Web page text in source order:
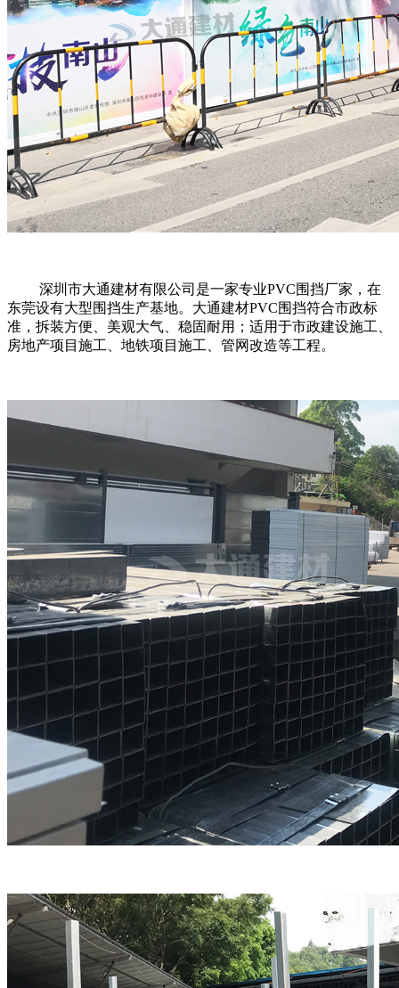
深圳市大通建材有限公司是一家专业PVC围挡厂家，在
东莞设有大型围挡生产基地。 大通建材PVC围挡符合市政标
准，拆装方便、美观大气、稳固耐用；适用于市政建设施工、
房地产项目施工、地铁项目施工、管网改造等工程。